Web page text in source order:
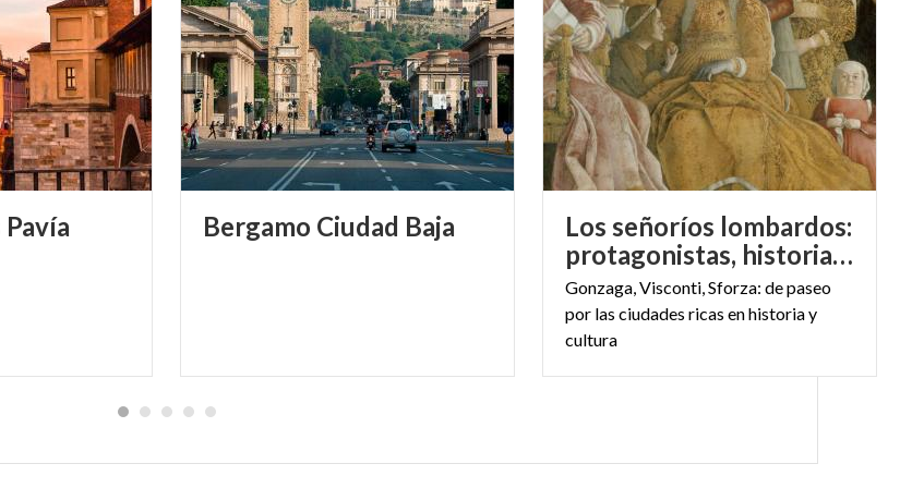
las hijas
campos, casi una aldea dentro del Parque del Serio, en las
el área de Bérgamo, construido a mediados de siglo XIV. Allí
en 1456, el adalid Bartolomeo Colleoni, capitán general
vivir. El destino quiso que Colleoni solo tuviera hijas aquí:
Pavía Bergamo Ciudad Baja
Los señoríos lombardos:
protagonistas, historia y lugares
Gonzaga, Visconti, Sforza: de paseo
por las ciudades ricas en historia y
cultura